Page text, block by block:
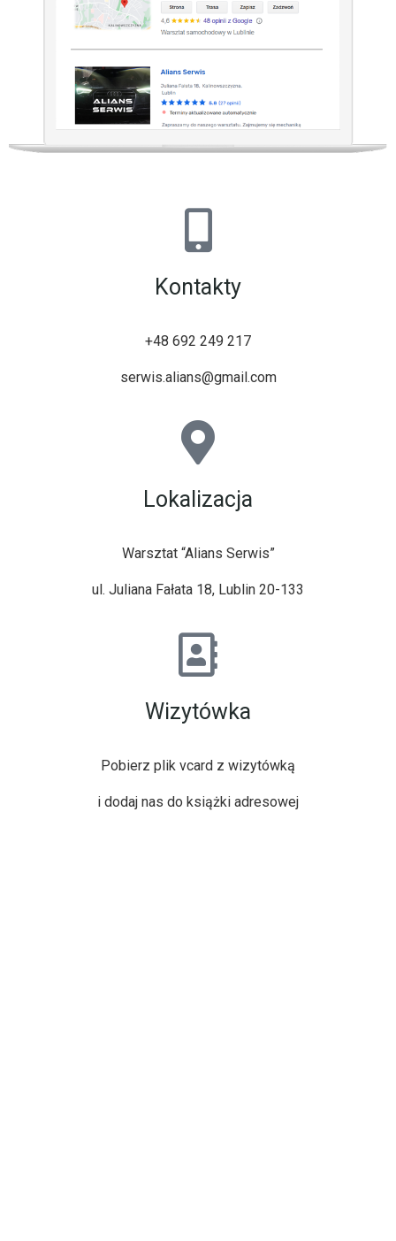
Kontakty
+48 692 249 217
serwis.alians@gmail.com
Lokalizacja
Warsztat “Alians Serwis”
ul. Juliana Fałata 18, Lublin 20-133
Wizytówka
Pobierz plik vcard z wizytówką
i dodaj nas do książki adresowej